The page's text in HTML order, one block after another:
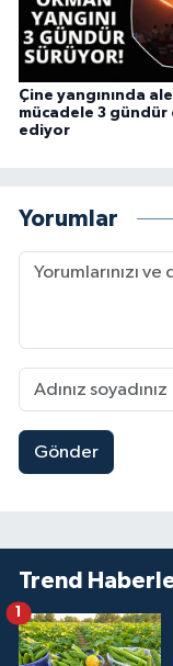
Çine yangınında
mücadele 3 gündür
ediyor
Yorumlar
Gönder
Trend
1